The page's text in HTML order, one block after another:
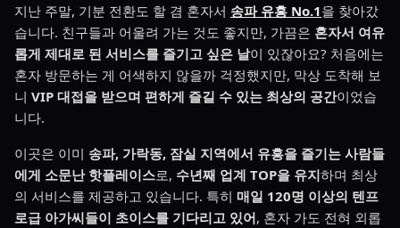
지난 주말, 기분 전환도 할 겸 혼자서 송파 유흥 No.1을 찾아갔
습니다. 친구들과 어울려 가는 것도 좋지만, 가끔은 혼자서 여유
롭게 제대로 된 서비스를 즐기고 싶은 날이 있잖아요? 처음에는
혼자 방문하는 게 어색하지 않을까 걱정했지만, 막상 도착해 보
니 VIP 대접을 받으며 편하게 즐길 수 있는 최상의 공간이었습
니다.
이곳은 이미 송파, 가락동, 잠실 지역에서 유흥을 즐기는 사람들
에게 소문난 핫플레이스로, 수년째 업계 TOP을 유지하며 최상
의 서비스를 제공하고 있습니다. 특히 매일 120명 이상의 텐프
로급 아가씨들이 초이스를 기다리고 있어, 혼자 가도 전혀 외롭